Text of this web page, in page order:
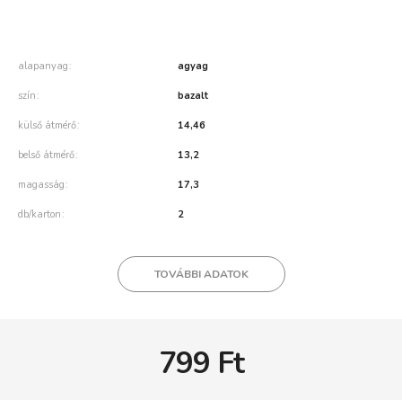
alapanyag agyag
szín bazalt
külső átmérő 14,46
belső átmérő 13,2
magasság 17,3
db/karton 2
TOVÁBBI ADATOK
799 Ft